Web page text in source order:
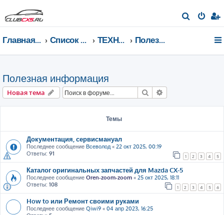
о
Главная страница Список форумов ТЕХНИЧЕСКИЙ РАЗДЕЛ Полезная информация
Полезная информация
Новая тема Поиск
Темы
Документация, сервисмануал
Последнее сообщение Всеволод« 22 окт 2025, 00:19
Ответы: 91 1 2 3 4 5
Каталог оригинальных запчастей для Mazda CX-5
Последнее сообщение Oren-zoom-zoom « 25 окт 2025, 18:11
Ответы: 108 1 2 3 4 5 6
How to или Ремонт своими руками
Последнее сообщение Qiwi9 « 04 апр 2023, 16:25